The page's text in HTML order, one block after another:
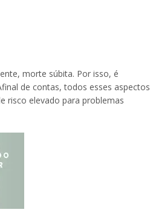
morte súbita. Por isso, é
de contas, todos esses aspectos
risco elevado para problemas